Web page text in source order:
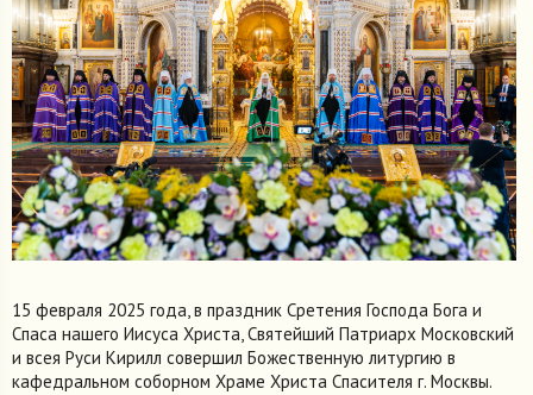
15 февраля 2025 года, в праздник Сретения Господа Бога и
Спаса нашего Иисуса Христа, Святейший Патриарх Московский
и всея Руси Кирилл совершил Божественную литургию в
кафедральном соборном Храме Христа Спасителя г. Москвы.